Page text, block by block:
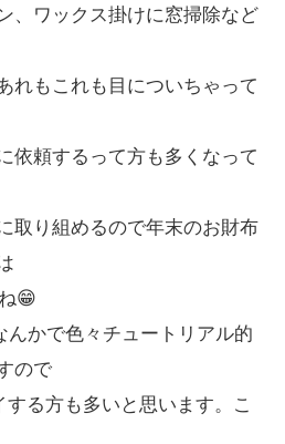
、ワックス掛けに窓掃除など
れもこれも目についちゃって
依頼するって方も多くなって
取り組めるので年末のお財布
😁
んかで色々チュートリアル的
ので
る方も多いと思います。こ